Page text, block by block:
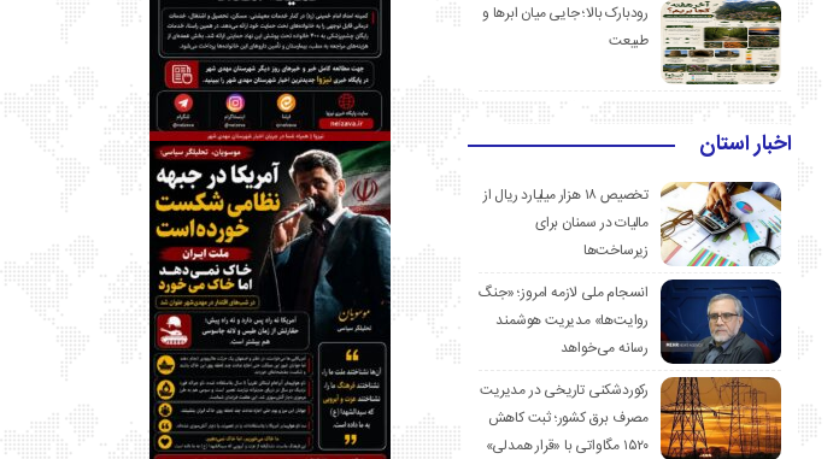
رودبارک بالا؛ جایی میان ابرها و
طبیعت
اخبار استان
تخصیص ۱۸ هزار میلیارد ریال از
مالیات در سمنان برای
زیرساخت‌ها
انسجام ملی لازمه امروز؛ «جنگ
روایت‌ها» مدیریت هوشمند
رسانه می‌خواهد
رکوردشکنی تاریخی در مدیریت
مصرف برق کشور؛ ثبت کاهش
۱۵۲۰ مگاواتی با «قرار همدلی»